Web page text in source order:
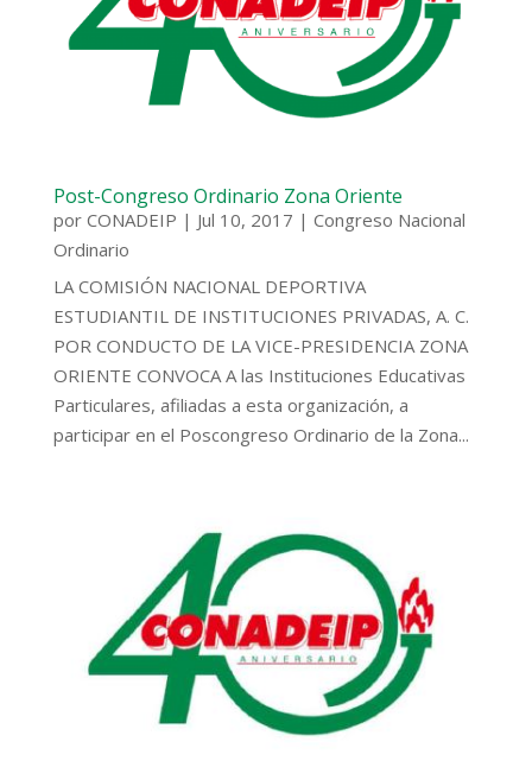
Post-Congreso Ordinario Zona Oriente
por CONADEIP | Jul 10, 2017 | Congreso Nacional
Ordinario
LA COMISIÓN NACIONAL DEPORTIVA
ESTUDIANTIL DE INSTITUCIONES PRIVADAS, A. C.
POR CONDUCTO DE LA VICE-PRESIDENCIA ZONA
ORIENTE CONVOCA A las Instituciones Educativas
Particulares, afiliadas a esta organización, a
participar en el Poscongreso Ordinario de la Zona...